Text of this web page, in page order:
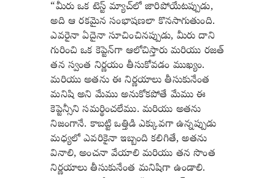
“మీరు ఒక టెస్ట్ మ్యాచ్‌లో జారిపోయేటప్పుడు,
అది ఆ రకమైన సంభాషణలా కొనసాగుతుంది.
ఎవరైనా ఏదైనా సూచించినప్పుడు, మీరు దాని
గురించి ఒక కెప్టెన్‌గా ఆలోచిస్తారు మరియు రజత్
తన స్వంత నిర్ణయం తీసుకోవడం ముఖ్యం.
మరియు అతను ఈ నిర్ణయాలు తీసుకునేంత
మనిషి అని మేము అనుకోకపోతే మేము ఈ
కెప్టెన్సీని సమర్థించలేము. మరియు అతను
నిజంగానే. కాబట్టి ఒత్తిడి ఎక్కువగా ఉన్నప్పుడు
మధ్యలో ఎవరికైనా ఇబ్బంది కలిగితే, అతను
వినాలి, అంచనా వేయాలి మరియు తన సొంత
నిర్ణయాలు తీసుకునేంత మనిషిగా ఉండాలి.